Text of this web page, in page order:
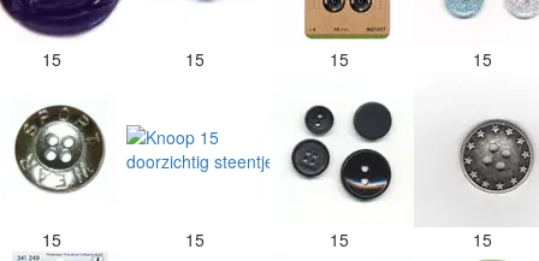
15 15 15 15
15 15 15 15